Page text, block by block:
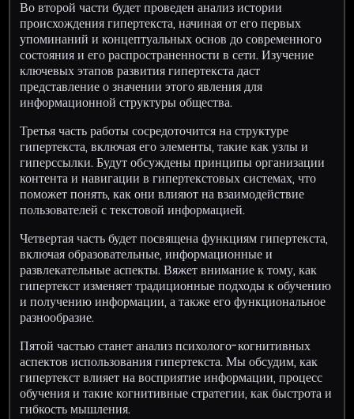
Во второй части будет проведен анализ истории
происхождения гипертекста, начиная от его первых
упоминаний и концептуальных основ до современного
состояния и его распространенности в сети. Изучение
ключевых этапов развития гипертекста даст
представление о значении этого явления для
информационной структуры общества.
Третья часть работы сосредоточится на структуре
гипертекста, включая его элементы, такие как узлы и
гиперссылки. Будут обсуждены принципы организации
контента и навигации в гипертекстовых системах, что
поможет понять, как они влияют на взаимодействие
пользователей с текстовой информацией.
Четвертая часть будет посвящена функциям гипертекста,
включая образовательные, информационные и
развлекательные аспекты. Вяжет внимание к тому, как
гипертекст изменяет традиционные подходы к обучению
и получению информации, а также его функциональное
разнообразие.
Пятой частью станет анализ психолого-когнитивных
аспектов использования гипертекста. Мы обсудим, как
гипертекст влияет на восприятие информации, процесс
обучения и такие когнитивные стратегии, как быстрота и
гибкость мышления.